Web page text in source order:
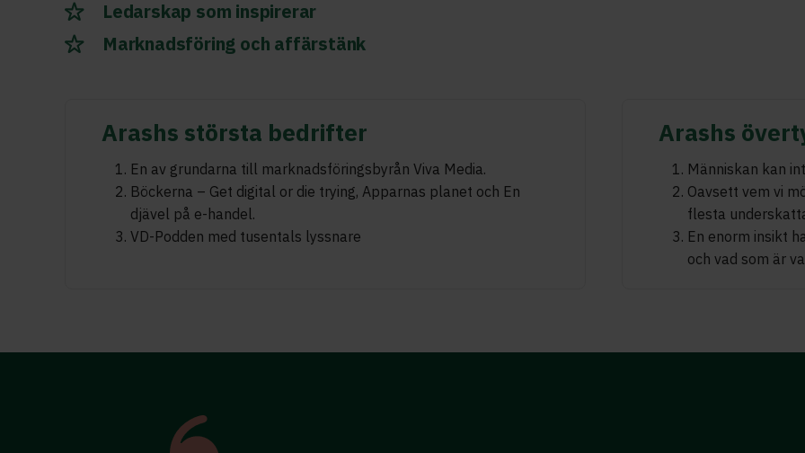
Ledarskap som inspirerar
Marknadsföring och affärstänk
Arashs största bedrifter
En av grundarna till marknadsföringsbyrån Viva Media.
Böckerna – Get digital or die trying, Apparnas planet och En
djävel på e-handel.
VD-Podden med tusentals lyssnare
Arashs
Människan kan
Oavsett vem vi
flesta
En enorm insikt
och vad som är